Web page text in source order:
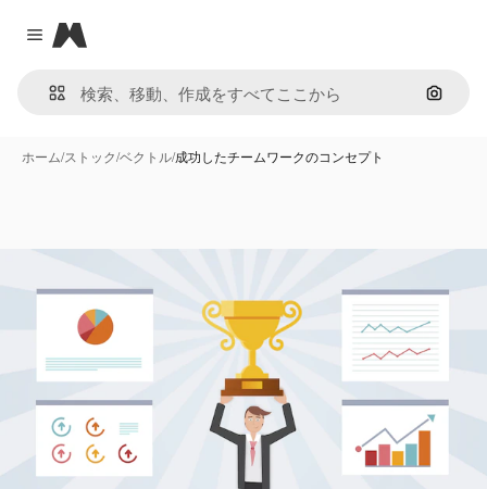
Close menu
Magnific
画像で
ホーム/ストック/ベクトル/成功したチームワークのコンセプト